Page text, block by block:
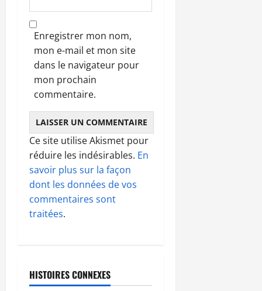
Enregistrer mon nom,
mon e-mail et mon site
dans le navigateur pour
mon prochain
commentaire.
Ce site utilise Akismet pour
réduire les indésirables. En
savoir plus sur la façon
dont les données de vos
commentaires sont
traitées.
HISTOIRES CONNEXES